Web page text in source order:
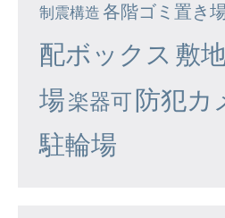
制震構造 各階ゴミ置き
配ボックス 敷
場楽器可防犯カ
駐輪場